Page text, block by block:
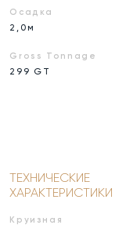
Осадка
2,0м
Gross Tonnage
299 GT
ТЕХНИЧЕСКИЕ
ХАРАКТЕРИСТИКИ
Круизная